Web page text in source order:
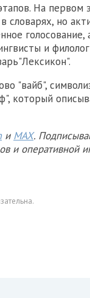
На первом
но
и
"вайб",
который
и MAX.
и оперативной